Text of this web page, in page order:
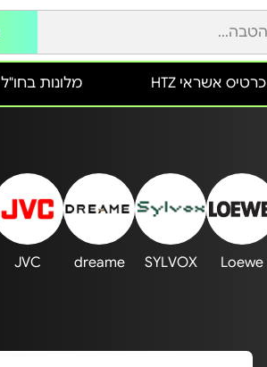
מלונות בחו"ל כרטיס אשראי HTZ
Loewe
SYLVOX
dreame
JVC